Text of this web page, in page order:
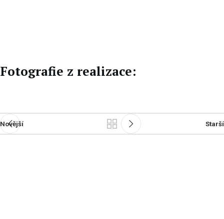
Fotografie z realizace:
Novější Starší